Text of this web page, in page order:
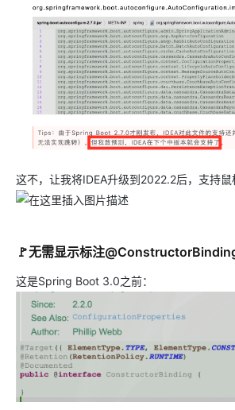
这不，让我将IDEA升级到2022.2后，支持鼠
🚩无需显示标注
这是Spring Boot 3.0之前：